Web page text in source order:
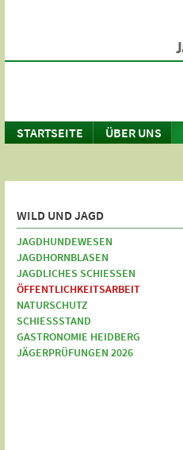
STARTSEITE ÜBER UNS
WILD UND JAGD
JAGDHUNDEWESEN
JAGDHORNBLASEN
JAGDLICHES SCHIESSEN
ÖFFENTLICHKEITSARBEIT
NATURSCHUTZ
SCHIESSSTAND
GASTRONOMIE HEIDBERG
JÄGERPRÜFUNGEN 2026